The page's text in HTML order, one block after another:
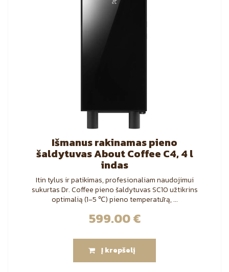
Išmanus rakinamas pieno
šaldytuvas About Coffee C4, 4 l
indas
Itin tylus ir patikimas, profesionaliam naudojimui
sukurtas Dr. Coffee pieno šaldytuvas SC10 užtikrins
optimalią (1–5 ℃) pieno temperatūrą, ...
599.00€
Į krepšelį